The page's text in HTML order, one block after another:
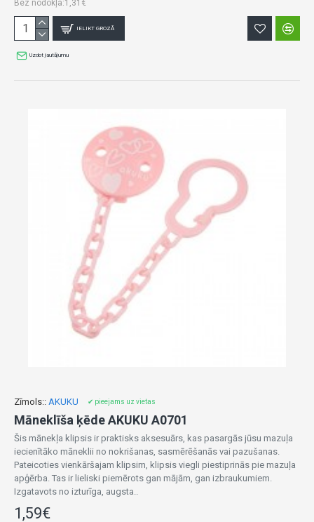
Bez nodokļa:1,31€
IELIKT GROZĀ
Uzdot jautājumu
Zīmols:: AKUKU ✔ pieejams uz vietas
Māneklīša ķēde AKUKU A0701
Šis mānekļa klipsis ir praktisks aksesuārs, kas pasargās jūsu mazuļa
iecienītāko māneklii no nokrišanas, sasmērēšanās vai pazušanas.
Pateicoties vienkāršajam klipsim, klipsis viegli piestiprinās pie mazuļa
apģērba. Tas ir lieliski piemērots gan mājām, gan izbraukumiem.
Izgatavots no izturīga, augsta..
1,59€